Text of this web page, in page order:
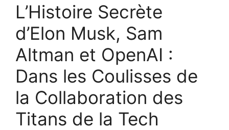
L’Histoire Secrète
d’Elon Musk, Sam
Altman et OpenAI :
Dans les Coulisses de
la Collaboration des
Titans de la Tech